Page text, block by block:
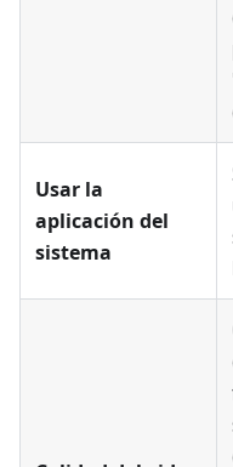
Usar la
aplicación del
sistema